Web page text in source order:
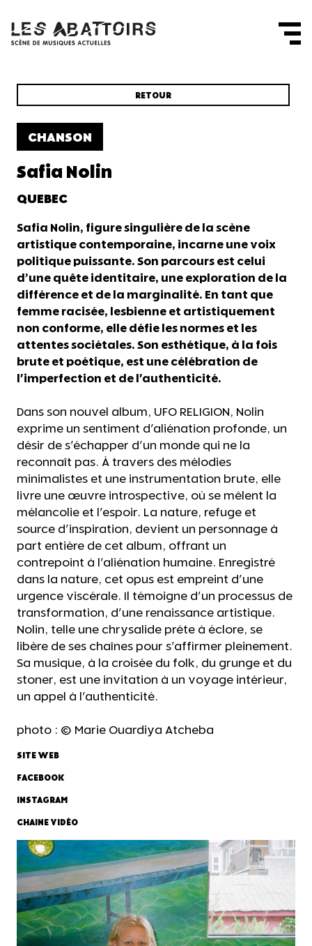
RETOUR
CHANSON
Safia Nolin
QUEBEC
Safia Nolin, figure singulière de la scène
artistique contemporaine, incarne une voix
politique puissante. Son parcours est celui
d’une quête identitaire, une exploration de la
différence et de la marginalité. En tant que
femme racisée, lesbienne et artistiquement
non conforme, elle défie les normes et les
attentes sociétales. Son esthétique, à la fois
brute et poétique, est une célébration de
l'imperfection et de l'authenticité.
Dans son nouvel album, UFO RELIGION, Nolin
exprime un sentiment d'aliénation profonde, un
désir de s'échapper d'un monde qui ne la
reconnaît pas. À travers des mélodies
minimalistes et une instrumentation brute, elle
livre une œuvre introspective, où se mêlent la
mélancolie et l'espoir. La nature, refuge et
source d'inspiration, devient un personnage à
part entière de cet album, offrant un
contrepoint à l'aliénation humaine. Enregistré
dans la nature, cet opus est empreint d'une
urgence viscérale. Il témoigne d'un processus de
transformation, d'une renaissance artistique.
Nolin, telle une chrysalide prête à éclore, se
libère de ses chaînes pour s'affirmer pleinement.
Sa musique, à la croisée du folk, du grunge et du
stoner, est une invitation à un voyage intérieur,
un appel à l'authenticité.
photo : © Marie Ouardiya Atcheba
SITE WEB
FACEBOOK
INSTAGRAM
CHAINE VIDÉO